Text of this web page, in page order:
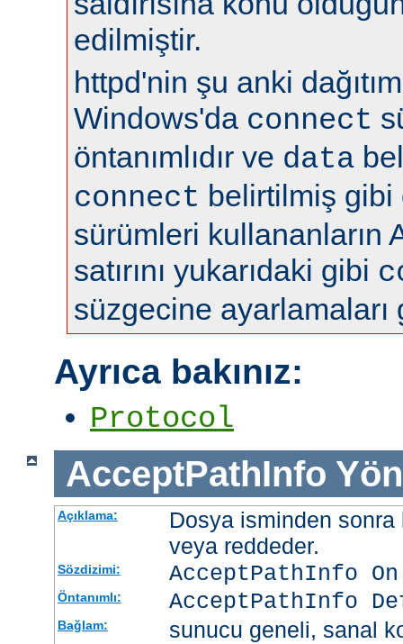
edilmiştir.
httpd'nin şu anki
Windows'da connect
öntanımlıdır ve data
connect belirtilmiş gibi
sürümleri kullananların
satırını yukarıdaki gibi
süzgecine ayarlamaları
Ayrıca bakınız:
Protocol
AcceptPathInfo
Açıklama:
Dosya isminden
veya reddeder.
Sözdizimi: AcceptPathInfo
Öntanımlı: AcceptPathInfo
Bağlam: sunucu geneli, sanal